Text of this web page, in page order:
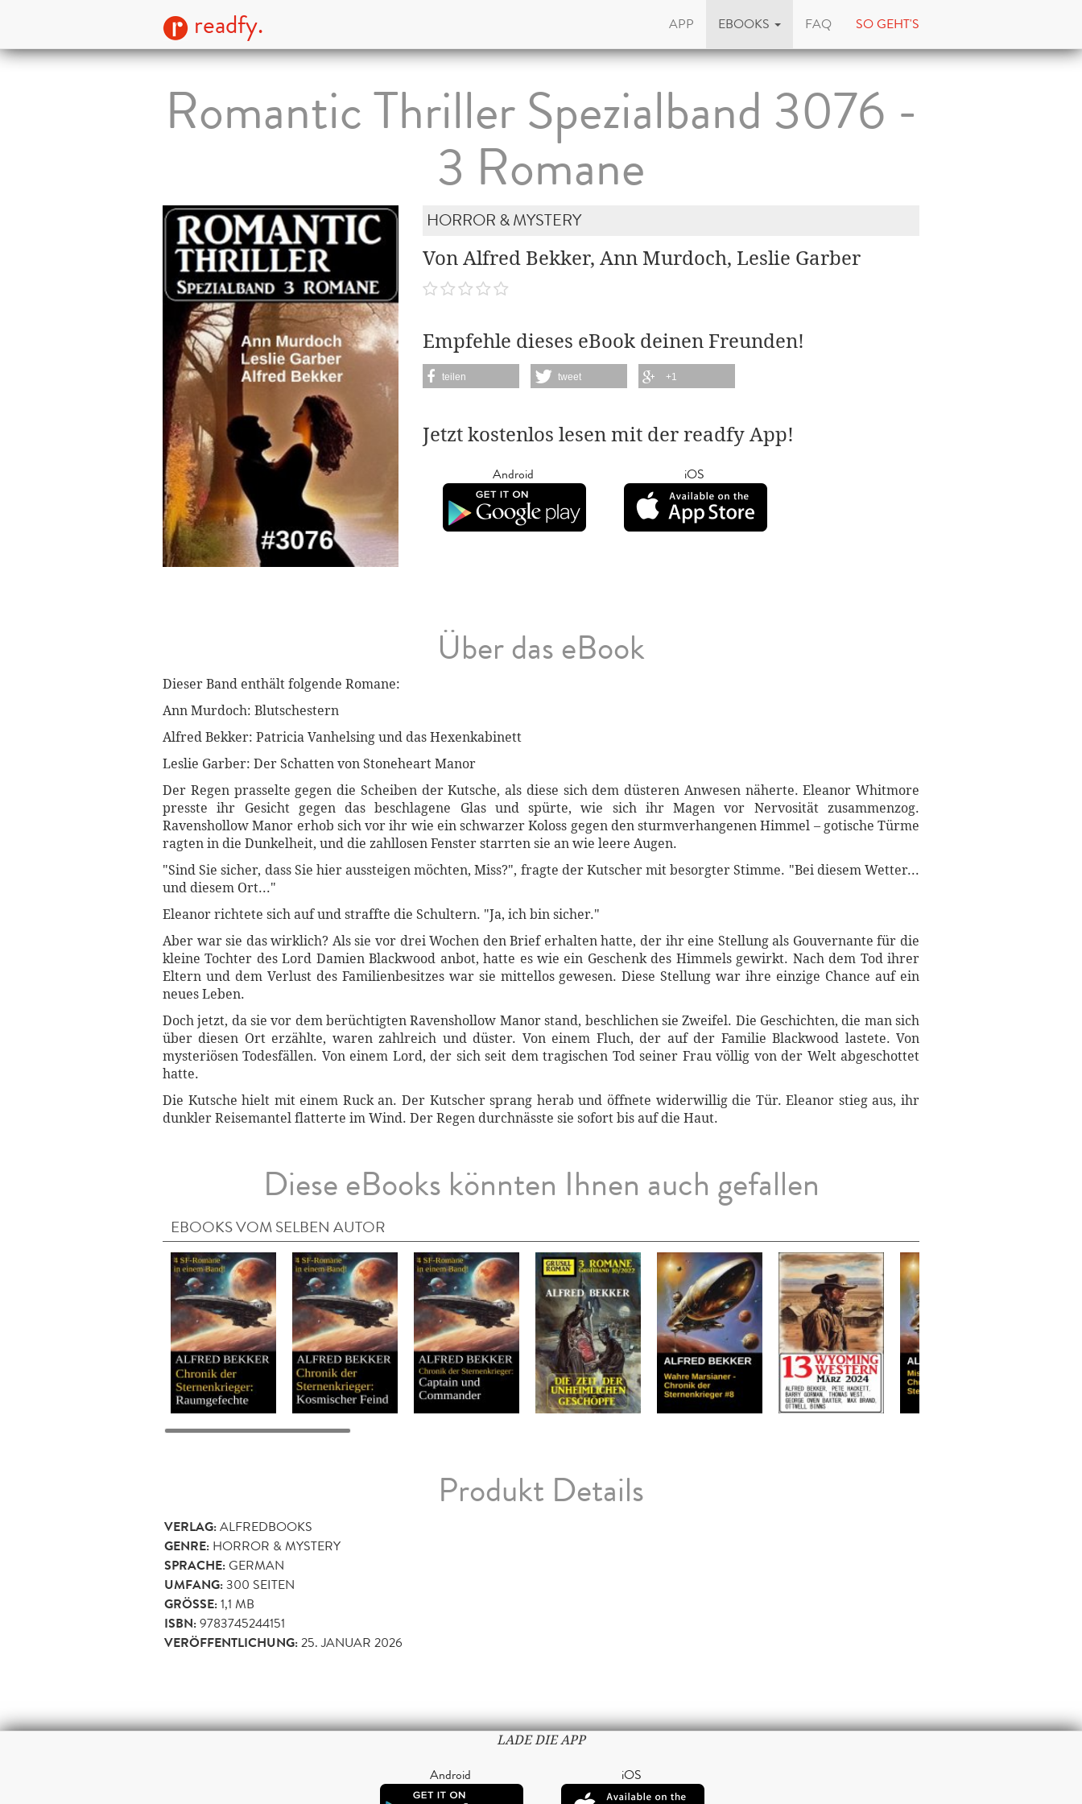
readfy. APP EBOOKS FAQ SO GEHT'S
Romantic Thriller Spezialband 3076 -
3 Romane
HORROR & MYSTERY
Von Alfred Bekker, Ann Murdoch, Leslie Garber
Empfehle dieses eBook deinen Freunden!
teilen tweet +1
Jetzt kostenlos lesen mit der readfy App!
Android iOS
Über das eBook
Dieser Band enthält folgende Romane:
Ann Murdoch: Blutschestern
Alfred Bekker: Patricia Vanhelsing und das Hexenkabinett
Leslie Garber: Der Schatten von Stoneheart Manor
Der Regen prasselte gegen die Scheiben der Kutsche, als diese sich dem düsteren Anwesen näherte. Eleanor Whitmore
presste ihr Gesicht gegen das beschlagene Glas und spürte, wie sich ihr Magen vor Nervosität zusammenzog.
Ravenshollow Manor erhob sich vor ihr wie ein schwarzer Koloss gegen den sturmverhangenen Himmel – gotische Türme
ragten in die Dunkelheit, und die zahllosen Fenster starrten sie an wie leere Augen.
"Sind Sie sicher, dass Sie hier aussteigen möchten, Miss?", fragte der Kutscher mit besorgter Stimme. "Bei diesem Wetter...
und diesem Ort..."
Eleanor richtete sich auf und straffte die Schultern. "Ja, ich bin sicher."
Aber war sie das wirklich? Als sie vor drei Wochen den Brief erhalten hatte, der ihr eine Stellung als Gouvernante für die
kleine Tochter des Lord Damien Blackwood anbot, hatte es wie ein Geschenk des Himmels gewirkt. Nach dem Tod ihrer
Eltern und dem Verlust des Familienbesitzes war sie mittellos gewesen. Diese Stellung war ihre einzige Chance auf ein
neues Leben.
Doch jetzt, da sie vor dem berüchtigten Ravenshollow Manor stand, beschlichen sie Zweifel. Die Geschichten, die man sich
über diesen Ort erzählte, waren zahlreich und düster. Von einem Fluch, der auf der Familie Blackwood lastete. Von
mysteriösen Todesfällen. Von einem Lord, der sich seit dem tragischen Tod seiner Frau völlig von der Welt abgeschottet
hatte.
Die Kutsche hielt mit einem Ruck an. Der Kutscher sprang herab und öffnete widerwillig die Tür. Eleanor stieg aus, ihr
dunkler Reisemantel flatterte im Wind. Der Regen durchnässte sie sofort bis auf die Haut.
Diese eBooks könnten Ihnen auch gefallen
EBOOKS VOM SELBEN AUTOR
Produkt Details
VERLAG:ALFREDBOOKS
GENRE: HORROR & MYSTERY
SPRACHE:GERMAN
UMFANG:300 SEITEN
GRÖSSE: 1,1 MB
ISBN:9783745244151
VERÖFFENTLICHUNG:25. JANUAR 2026
LADE DIE APP
Android iOS